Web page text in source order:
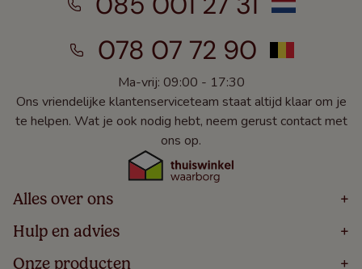
078 07 72 90
Ma-vrij: 09:00 - 17:30
Ons vriendelijke klantenserviceteam staat altijd klaar om je
te helpen. Wat je ook nodig hebt, neem gerust contact met
ons op.
Alles over ons +
Home
Over
Bestellen
Hulp en advies +
Volg Je Bestelling
Onze producten +